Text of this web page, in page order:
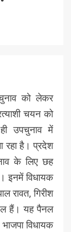
को लेकर
चयन को
उपचुनाव में
रहा है। प्रदेश
के लिए छह
इनमें विधायक
रावत, गिरीश
हैं। यह पैनल
विधायक